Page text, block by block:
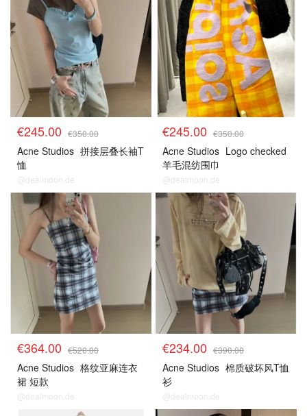
€245.00 €350.00
Acne Studios 拼接层叠长袖T
恤
@dealmoon.de
€245.00 €350.00
Acne Studios Logo checked
羊毛混纺围巾
@dealmoon.de
€364.00 €520.00
Acne Studios 格纹亚麻连衣
裙 短款
@dealmoon.de
€234.00 €390.00
Acne Studios 棉质破坏风T恤
衫
@dealmoon.de